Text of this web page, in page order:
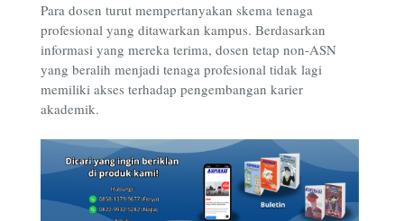
Para dosen turut mempertanyakan skema tenaga
profesional yang ditawarkan kampus. Berdasarkan
informasi yang mereka terima, dosen tetap non-ASN
yang beralih menjadi tenaga profesional tidak lagi
memiliki akses terhadap pengembangan karier
akademik.